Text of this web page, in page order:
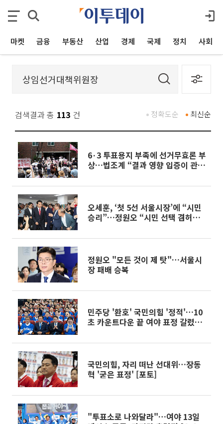
마켓 금융 부동산 산업 경제 국제 정치 사회
검색결과 총 113 건 최신순
정확도순
6·3 투표용지 부족에 선거무효론 부
상…법조계 “결과 영향 입증이 관
오세훈, ‘첫 5선 서울시장’에 “시민
승리”…정원오 “시민 선택 겸허히
정원오 "모든 것이 제 탓"…서울시
장 패배 승복
민주당 '환호' 국민의힘 '정적'…10
초 카운트다운 끝 여야 표정 갈렸다
국민의힘, 자리 떠난 선대위…장동
혁 '굳은 표정' [포토]
"투표소로 나와달라"…여야 13일